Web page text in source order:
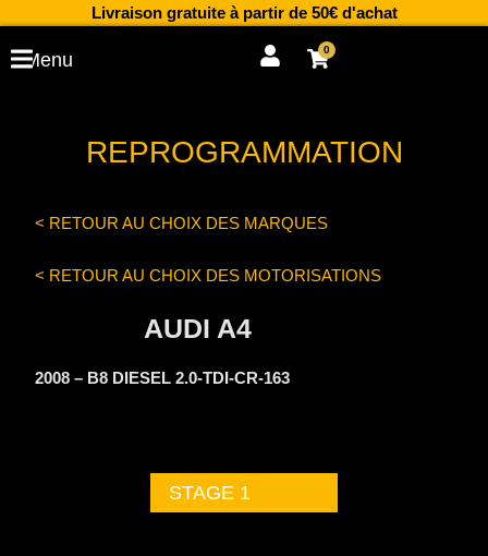
contenu
Livraison gratuite à partir de 50€ d'achat
0
Cart
Menu
REPROGRAMMATION
< RETOUR AU CHOIX DES MARQUES
< RETOUR AU CHOIX DES MOTORISATIONS
AUDI A4
2008 – B8 DIESEL 2.0-TDI-CR-163
STAGE 1